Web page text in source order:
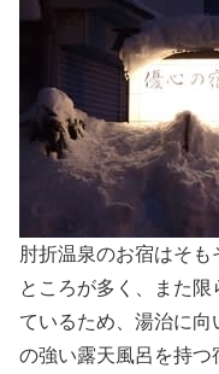
肘折温泉のお宿はそ
ところが多く、また
ているため、湯治に
の強い露天風呂を持